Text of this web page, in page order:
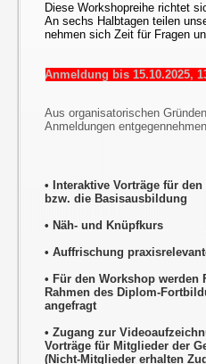
Diese Workshopreihe richtet
An sechs Halbtagen teilen
nehmen sich Zeit für Fragen
Anmeldung bis 15.10.2025,
Aus organisatorischen
Anmeldungen
• Interaktive Vorträge für
bzw. die Basisausbildung
• Näh- und Knüpfkurs
• Auffrischung
• Für den Workshop
Rahmen des Diplom-
angefragt
• Zugang zur
Vorträge für Mitglieder der
(Nicht-Mitglieder erhalten